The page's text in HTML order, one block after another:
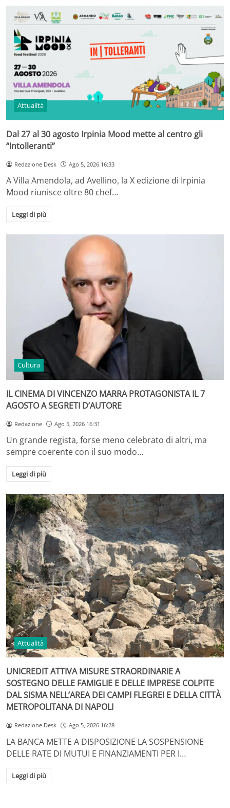
Attualità
Dal 27 al 30 agosto Irpinia Mood mette al centro gli
“Intolleranti”
Redazione Desk Ago 5, 2026 16:33
A Villa Amendola, ad Avellino, la X edizione di Irpinia
Mood riunisce oltre 80 chef…
Leggi di più
Cultura
IL CINEMA DI VINCENZO MARRA PROTAGONISTA IL 7
AGOSTO A SEGRETI D’AUTORE
Redazione Ago 5, 2026 16:31
Un grande regista, forse meno celebrato di altri, ma
sempre coerente con il suo modo…
Leggi di più
Attualità
UNICREDIT ATTIVA MISURE STRAORDINARIE A
SOSTEGNO DELLE FAMIGLIE E DELLE IMPRESE COLPITE
DAL SISMA NELL’AREA DEI CAMPI FLEGREI E DELLA CITTÀ
METROPOLITANA DI NAPOLI
Redazione Desk Ago 5, 2026 16:28
LA BANCA METTE A DISPOSIZIONE LA SOSPENSIONE
DELLE RATE DI MUTUI E FINANZIAMENTI PER I…
Leggi di più